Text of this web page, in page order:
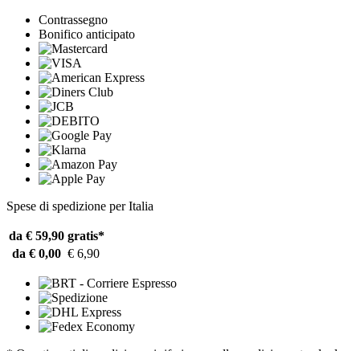
Contrassegno
Bonifico anticipato
Spese di spedizione per Italia
da € 59,90 gratis*
da € 0,00 € 6,90